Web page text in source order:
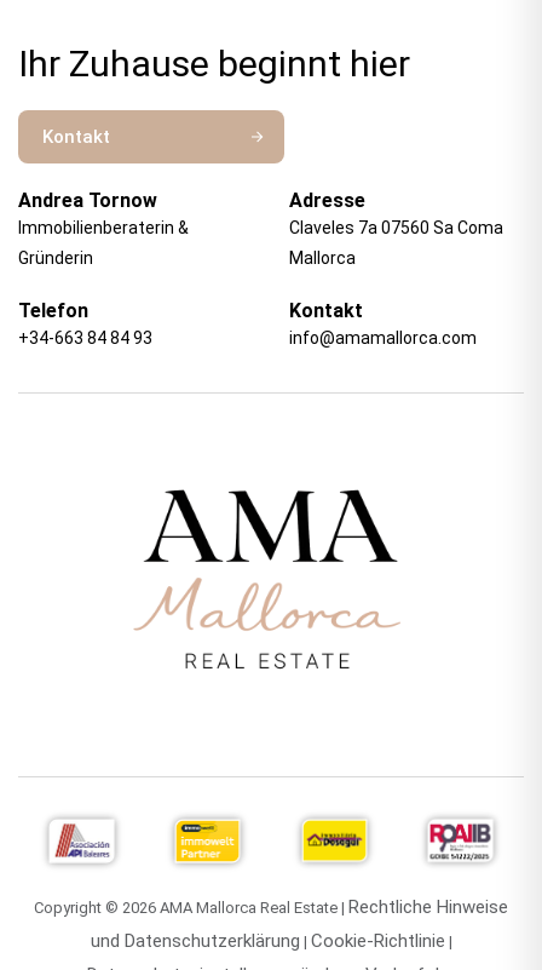
Ihr Zuhause beginnt hier
Kontakt
Andrea Tornow
Immobilienberaterin &
Gründerin
Adresse
Claveles 7a 07560 Sa Coma
Mallorca
Telefon
+34-663 84 84 93
Kontakt
info@amamallorca.com
Copyright © 2026 AMA Mallorca Real Estate | Rechtliche Hinweise
und Datenschutzerklärung | Cookie-Richtlinie |